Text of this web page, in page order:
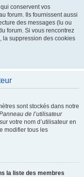
conservent vos
forum. Ils fournissent aussi
des messages (lu ou
forum. Si vous rencontrez
la suppression des cookies
sont stockés dans notre
de l’utilisateur
votre nom d’utilisateur en
modifier tous les
la liste des membres